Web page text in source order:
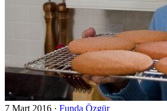
7 Mart 2016 · Funda Özgür